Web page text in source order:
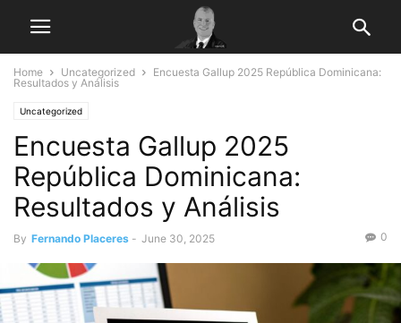
Home Uncategorized
Encuesta Gallup 2025 República Dominicana:
Resultados y Análisis
Uncategorized
Encuesta Gallup 2025
República Dominicana:
Resultados y Análisis
By Fernando Placeres - June 30, 2025 0